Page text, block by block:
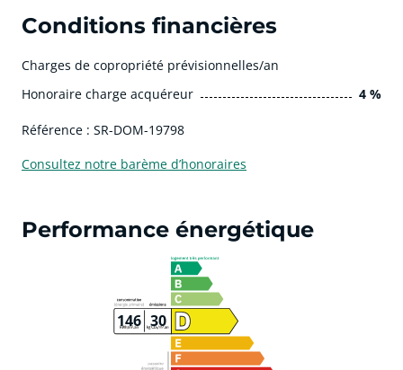
Conditions financières
Charges de copropriété prévisionnelles/an
Honoraire charge acquéreur
4 %
Référence : SR-DOM-19798
Consultez notre barème d’honoraires
Performance énergétique
146 30